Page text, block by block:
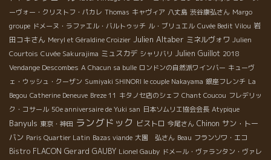
ーヴォー・クリストフ・パカレ Thomas キャヴィア 八丈島 渋谷康弘さん Margo
groupe ドメーヌ・ラファエル・バルトゥッチ ル・ブリュエル Cuvée Bedit Vilou 岩
田コキさん Meryl et Géraldine Croizier Julien Altaber ミネルヴォワ Julien
Courtois Cuvée Sakurajima ミュスカデ シャリバリ Julien Guillot 2018
Vendange Descombes A Chacun sa bulle ロンドンの自然派ワインバー キューヴ
ェ・ウッシュ・クーザン Sumiyaki SHINORI le couple Nakayama 銀座フレンチ La
Begou Catherine Deneuve Breze 11 キタノセ店のシェフ Chant Coucou フレデリッ
ク・コサール 50e anniversaire de Yuki san 日本ソムリエ協会会長 Atypique
Banyuls 東京・神田 ラングドック ビストロ 今尾さん Chinon サン・トー
バン Paris Quartier Latin Bazas viande 大園 弘さん Beau フランソワ・エコ
Bistro FLACON Gerard GAUBY Lionel Gauby ドメール・ヴァランタン・ヴァレ